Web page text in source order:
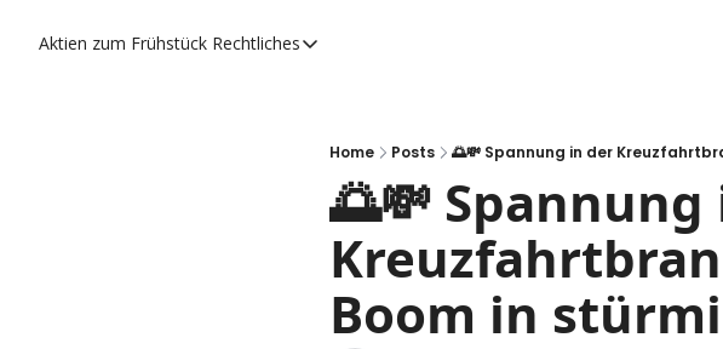
Aktien zum Frühstück Rechtliches
Rechtliches
Impressum
Home Posts 🌅💸 Spannung in der
🌅💸
Boom in